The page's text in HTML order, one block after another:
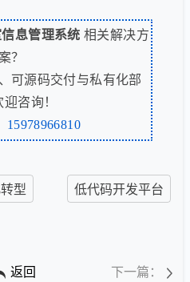
息管理系统 相关解决方
？
可源码交付与私有化部
咨询！
15978966810
型 低代码开发平台
返回 下一篇：